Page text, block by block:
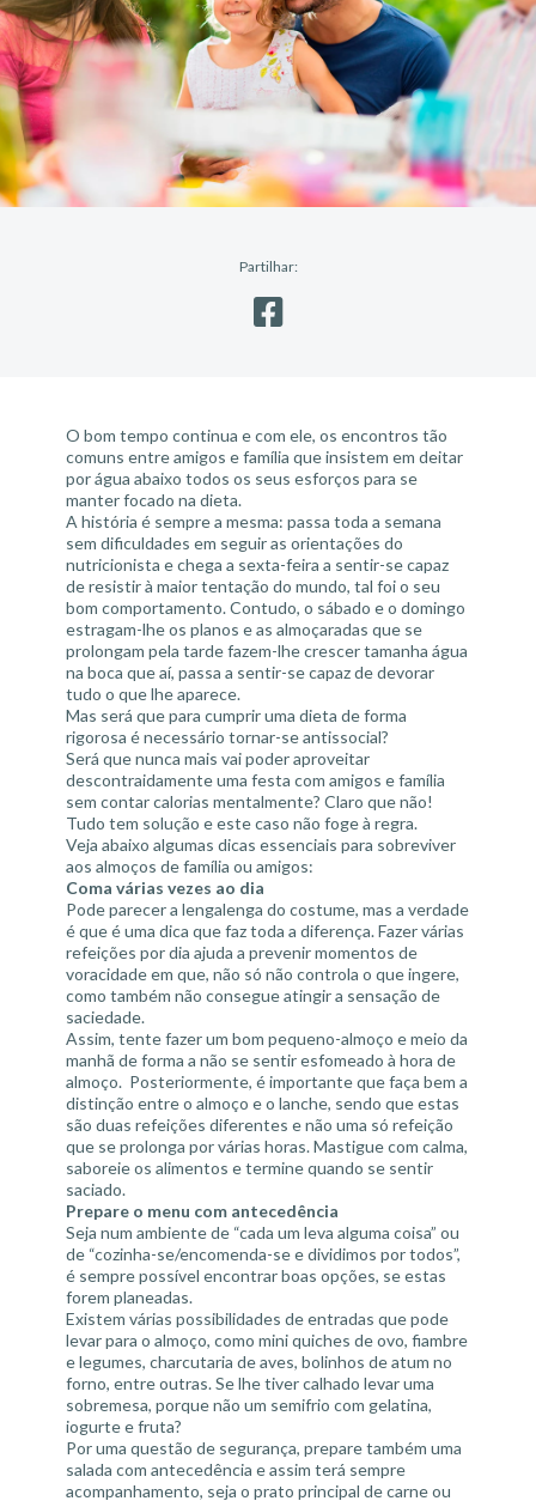
Partilhar:
O bom tempo continua e com ele, os encontros tão
comuns entre amigos e família que insistem em deitar
por água abaixo todos os seus esforços para se
manter focado na dieta.
A história é sempre a mesma: passa toda a semana
sem dificuldades em seguir as orientações do
nutricionista e chega a sexta-feira a sentir-se capaz
de resistir à maior tentação do mundo, tal foi o seu
bom comportamento. Contudo, o sábado e o domingo
estragam-lhe os planos e as almoçaradas que se
prolongam pela tarde fazem-lhe crescer tamanha água
na boca que aí, passa a sentir-se capaz de devorar
tudo o que lhe aparece.
Mas será que para cumprir uma dieta de forma
rigorosa é necessário tornar-se antissocial?
Será que nunca mais vai poder aproveitar
descontraidamente uma festa com amigos e família
sem contar calorias mentalmente? Claro que não!
Tudo tem solução e este caso não foge à regra.
Veja abaixo algumas dicas essenciais para sobreviver
aos almoços de família ou amigos:
Coma várias vezes ao dia
Pode parecer a lengalenga do costume, mas a verdade
é que é uma dica que faz toda a diferença. Fazer várias
refeições por dia ajuda a prevenir momentos de
voracidade em que, não só não controla o que ingere,
como também não consegue atingir a sensação de
saciedade.
Assim, tente fazer um bom pequeno-almoço e meio da
manhã de forma a não se sentir esfomeado à hora de
almoço. Posteriormente, é importante que faça bem a
distinção entre o almoço e o lanche, sendo que estas
são duas refeições diferentes e não uma só refeição
que se prolonga por várias horas. Mastigue com calma,
saboreie os alimentos e termine quando se sentir
saciado.
Prepare o menu com antecedência
Seja num ambiente de “cada um leva alguma coisa” ou
de “cozinha-se/encomenda-se e dividimos por todos”,
é sempre possível encontrar boas opções, se estas
forem planeadas.
Existem várias possibilidades de entradas que pode
levar para o almoço, como mini quiches de ovo, fiambre
e legumes, charcutaria de aves, bolinhos de atum no
forno, entre outras. Se lhe tiver calhado levar uma
sobremesa, porque não um semifrio com gelatina,
iogurte e fruta?
Por uma questão de segurança, prepare também uma
salada com antecedência e assim terá sempre
acompanhamento, seja o prato principal de carne ou